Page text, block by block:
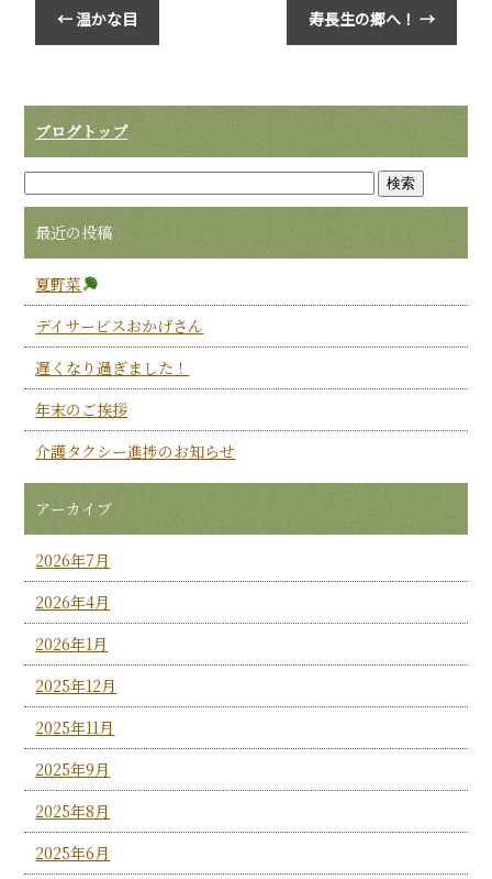
←温かな目 寿長生の郷へ！ →
ブログトップ
最近の投稿
夏野菜
デイサービスおかげさん
遅くなり過ぎました！
年末のご挨拶
介護タクシー進捗のお知らせ
アーカイブ
2026年7月
2026年4月
2026年1月
2025年12月
2025年11月
2025年9月
2025年8月
2025年6月